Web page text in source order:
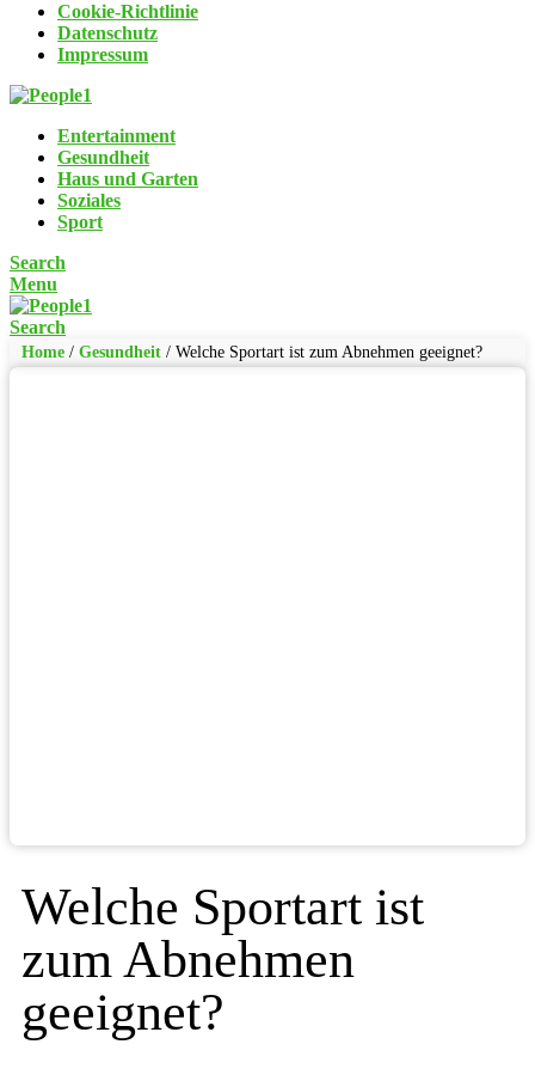
Cookie-Richtlinie
Datenschutz
Impressum
Entertainment
Gesundheit
Haus und Garten
Soziales
Sport
Search
Menu
Search
Home / Gesundheit / Welche Sportart ist zum Abnehmen geeignet?
Welche Sportart ist
zum Abnehmen
geeignet?